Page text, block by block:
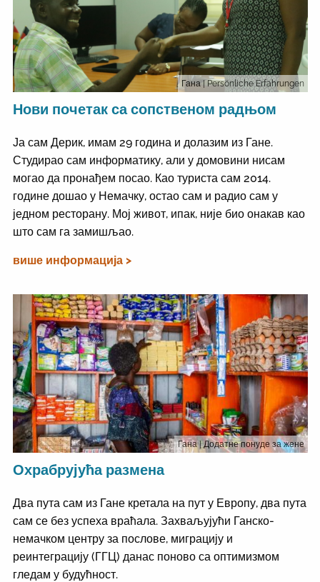
Гана | Persönliche Erfahrungen
Нови почетак са сопственом радњом
Ја сам Дерик, имам 29 година и долазим из Гане.
Студирао сам информатику, али у домовини нисам
могао да пронађем посао. Као туриста сам 2014.
године дошао у Немачку, остао сам и радио сам у
једном ресторану. Мој живот, ипак, није био онакав као
што сам га замишљао.
више информација >
Гана| Додатне понуде за жене
Охрабрујућа размена
Два пута сам из Гане кретала на пут у Европу, два пута
сам се без успеха враћала. Захваљујући Ганско-
немачком центру за послове, миграцију и
реинтеграцију (ГГЦ) данас поново са оптимизмом
гледам у будућност.